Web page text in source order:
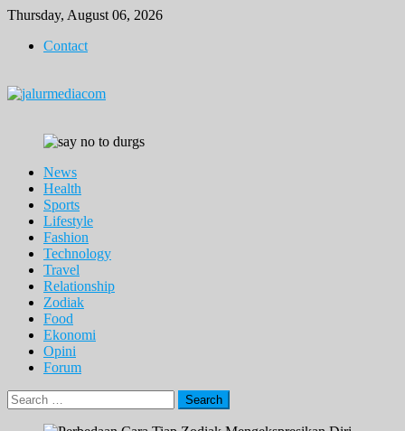
Skip
content
Thursday, August 06, 2026
Contact
News
Health
Sports
Lifestyle
Fashion
Technology
Travel
Relationship
Zodiak
Food
Ekonomi
Opini
Forum
Search
for: